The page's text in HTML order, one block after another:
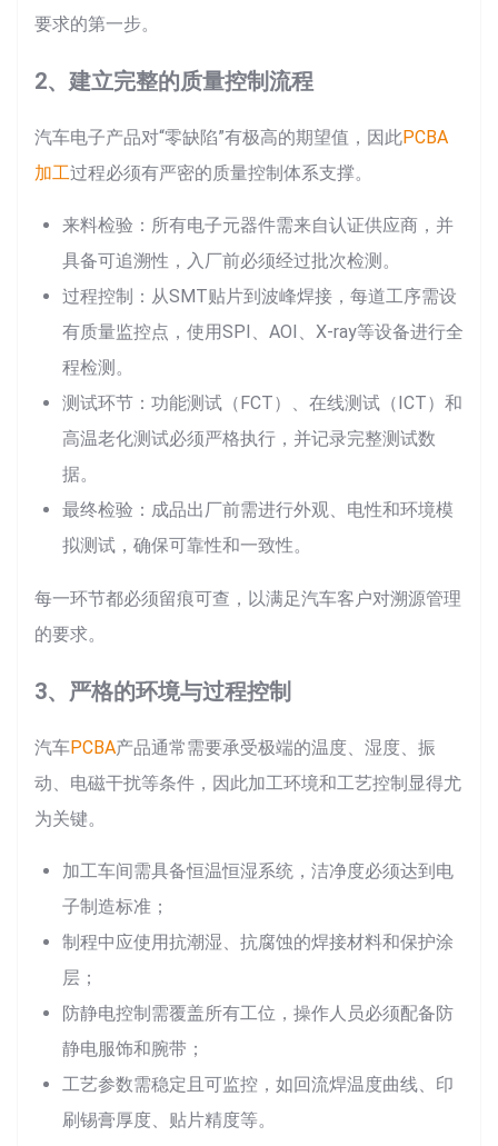
要求的第一步。
2、建立完整的质量控制流程
汽车电子产品对“零缺陷”有极高的期望值，因此PCBA
加工过程必须有严密的质量控制体系支撑。
来料检验：所有电子元器件需来自认证供应商，并
具备可追溯性，入厂前必须经过批次检测。
过程控制：从SMT贴片到波峰焊接，每道工序需设
有质量监控点，使用SPI、AOI、X-ray等设备进行全
程检测。
测试环节：功能测试（FCT）、在线测试（ICT）和
高温老化测试必须严格执行，并记录完整测试数
据。
最终检验：成品出厂前需进行外观、电性和环境模
拟测试，确保可靠性和一致性。
每一环节都必须留痕可查，以满足汽车客户对溯源管理
的要求。
3、严格的环境与过程控制
汽车PCBA产品通常需要承受极端的温度、湿度、振
动、电磁干扰等条件，因此加工环境和工艺控制显得尤
为关键。
加工车间需具备恒温恒湿系统，洁净度必须达到电
子制造标准；
制程中应使用抗潮湿、抗腐蚀的焊接材料和保护涂
层；
防静电控制需覆盖所有工位，操作人员必须配备防
静电服饰和腕带；
工艺参数需稳定且可监控，如回流焊温度曲线、印
刷锡膏厚度、贴片精度等。